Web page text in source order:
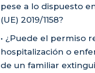
pese a lo dispuesto
(UE) 2019/1158?
• ¿Puede el permiso
hospitalización o
de un familiar